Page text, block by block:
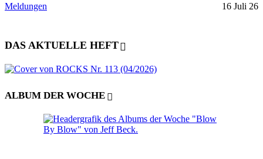
Meldungen 16 Juli 26
DAS AKTUELLE HEFT
ALBUM DER WOCHE